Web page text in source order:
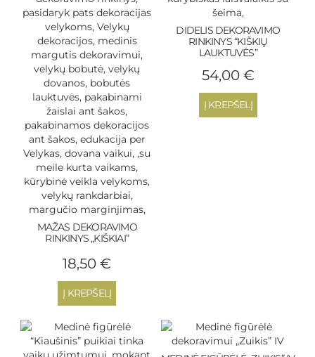
MAŽAS DEKORAVIMO
RINKINYS „KIŠKIAI”
18,50€
Į KREPŠELĮ
DIDELIS DEKORAVIMO
RINKINYS “KIŠKIŲ
LAUKTUVĖS”
54,00 €
Į KREPŠELĮ